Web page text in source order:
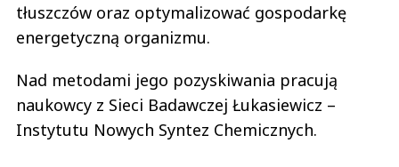
tłuszczów oraz optymalizować gospodarkę
energetyczną organizmu.
Nad metodami jego pozyskiwania pracują
naukowcy z Sieci Badawczej Łukasiewicz –
Instytutu Nowych Syntez Chemicznych.